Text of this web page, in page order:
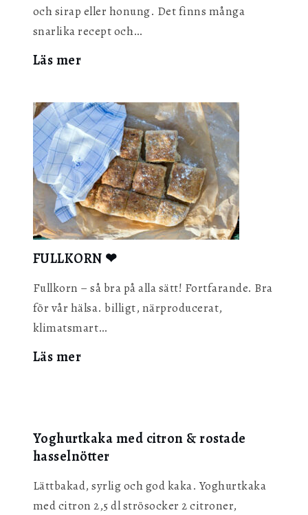
och sirap eller honung. Det finns många
snarlika recept och…
Läs mer:
FULLKORN ❤︎
Fullkorn – så bra på alla sätt! Fortfarande. Bra
för vår hälsa. billigt, närproducerat,
klimatsmart…
Läs mer:
Yoghurtkaka med citron & rostade
hasselnötter
Lättbakad, syrlig och god kaka. Yoghurtkaka
med citron 2,5 dl strösocker 2 citroner,